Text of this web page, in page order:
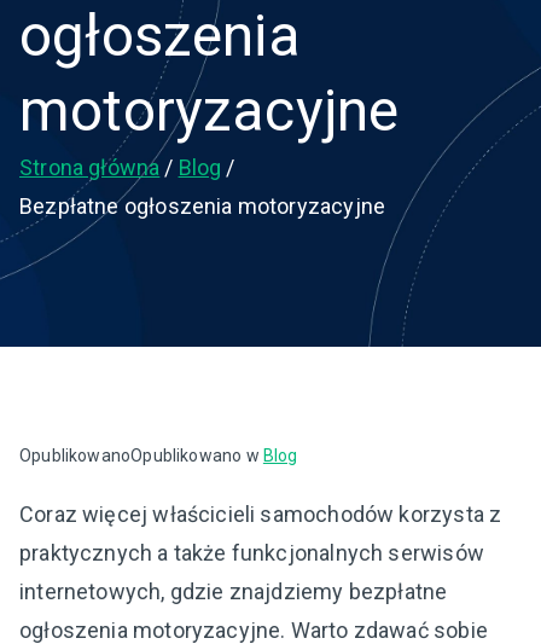
ogłoszenia
motoryzacyjne
Strona główna
Blog
Bezpłatne ogłoszenia motoryzacyjne
OpublikowanoOpublikowano w Blog
Coraz więcej właścicieli samochodów korzysta z
praktycznych a także funkcjonalnych serwisów
internetowych, gdzie znajdziemy bezpłatne
ogłoszenia motoryzacyjne. Warto zdawać sobie